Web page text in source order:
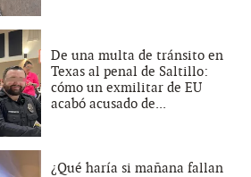
De una multa de tránsito en
Texas al penal de Saltillo:
cómo un exmilitar de EU
acabó acusado de...
¿Qué haría si mañana fallan